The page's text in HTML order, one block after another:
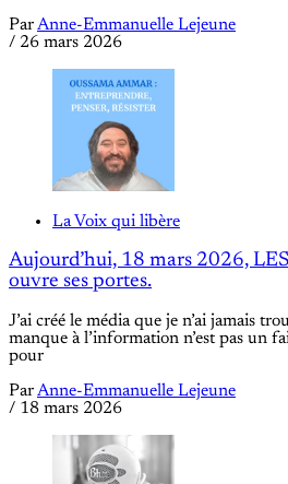
ParAnne-Emmanuelle Lejeune
/ 26 mars 2026
La Voix qui libère
Aujourd’hui, 18 mars 2026,
ouvre ses portes.
J’ai créé le média que je n’ai jamais
manque à l’information n’est pas un
pour
ParAnne-Emmanuelle Lejeune
/ 18 mars 2026